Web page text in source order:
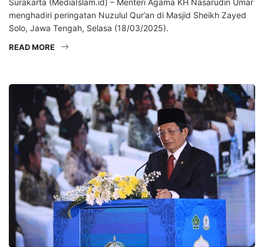
Surakarta (MediaIslam.id) – Menteri Agama KH Nasarudin Umar
menghadiri peringatan Nuzulul Qur’an di Masjid Sheikh Zayed
Solo, Jawa Tengah, Selasa (18/03/2025).
READ MORE